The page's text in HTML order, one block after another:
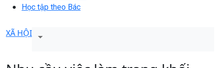
Học tập theo Bác
XÃ HỘI